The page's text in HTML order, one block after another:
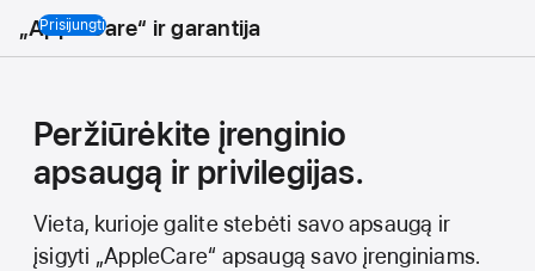
„AppleCare“ ir garantija
Prisijungti
Peržiūrėkite įrenginio
apsaugą ir privilegijas.
Vieta, kurioje galite stebėti savo apsaugą ir
įsigyti „AppleCare“ apsaugą savo įrenginiams.